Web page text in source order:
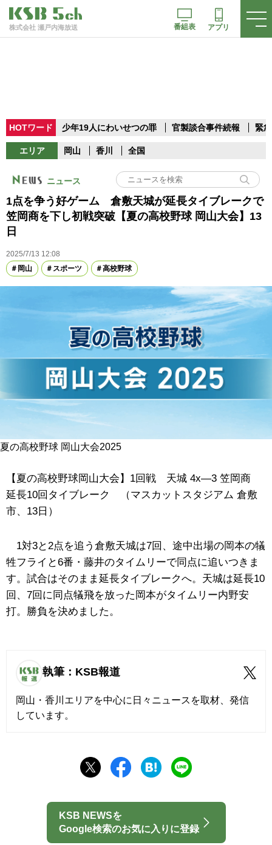
株式会社 瀬戸内海放送 番組表 アプリ
HOTワード 少年19人にわいせつの罪 官製談合事件続報 緊
エリア 岡山 香川 全国
ニュース
1点を争う好ゲーム 倉敷天城が延長タイブレークで
笠岡商を下し初戦突破【夏の高校野球 岡山大会】13
日
2025/7/13 12:08
岡山
スポーツ 高校野球
夏の高校野球 岡山大会2025
【夏の高校野球岡山大会】1回戦 天城 4x―3 笠岡商
延長10回タイブレーク （マスカットスタジアム 倉敷
市、13日）
1対3と2点を追う倉敷天城は7回、途中出場の岡本の犠
牲フライと6番・藤井のタイムリーで同点に追いつきま
す。試合はそのまま延長タイブレークへ。天城は延長10
回、7回に同点犠飛を放った岡本がタイムリー内野安
打。勝負を決めました。
執筆：KSB報道
岡山・香川エリアを中心に日々ニュースを取材、発信
しています。
KSB NEWSを
Google検索のお気に入りに登録